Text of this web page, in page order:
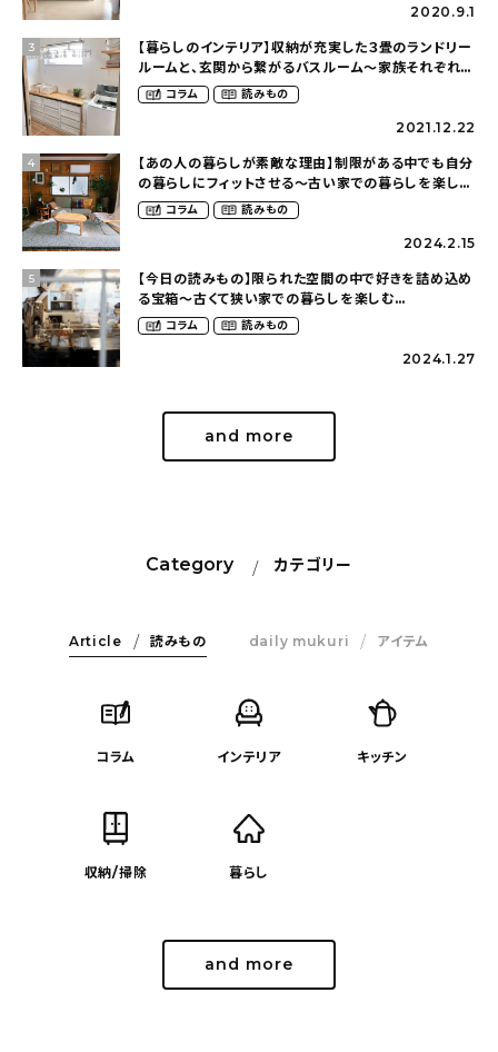
2020.9.1
3
【暮らしのインテリア】収納が充実した３畳のランドリー
ルームと、玄関から繋がるバスルーム〜家族それぞれが
くつろげて、少し遊び心のある家（megu6465さん）
コラム 読みもの
2021.12.22
4
【あの人の暮らしが素敵な理由】制限がある中でも自分
の暮らしにフィットさせる〜古い家での暮らしを楽しむ
（idasanchiさん）
コラム 読みもの
2024.2.15
5
【今日の読みもの】限られた空間の中で好きを詰め込め
る宝箱〜古くて狭い家での暮らしを楽しむ
（2nyan_and_lifestylesさん）
コラム 読みもの
2024.1.27
and more
Category カテゴリー
Article 読みもの daily mukuri アイテム
コラム インテリア キッチン
収納/掃除 暮らし
and more